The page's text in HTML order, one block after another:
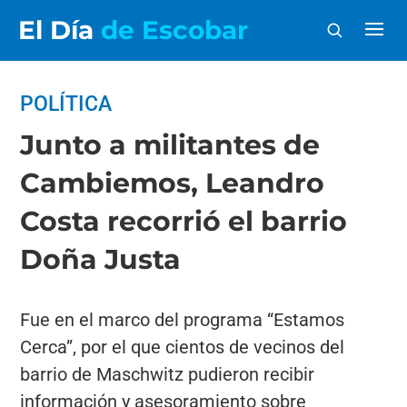
El Día de Escobar
POLÍTICA
Junto a militantes de
Cambiemos, Leandro
Costa recorrió el barrio
Doña Justa
Fue en el marco del programa “Estamos
Cerca”, por el que cientos de vecinos del
barrio de Maschwitz pudieron recibir
información y asesoramiento sobre